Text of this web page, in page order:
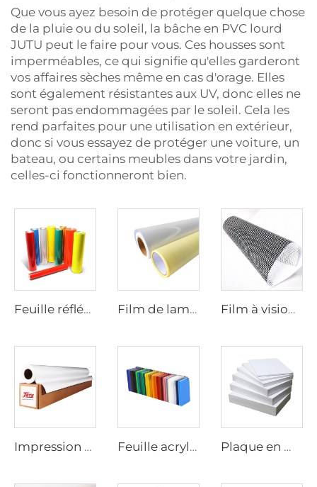
Contactez-Nous
Que vous ayez besoin de protéger quelque chose
de la pluie ou du soleil, la bâche en PVC lourd
JUTU peut le faire pour vous. Ces housses sont
imperméables, ce qui signifie qu'elles garderont
vos affaires sèches même en cas d'orage. Elles
sont également résistantes aux UV, donc elles ne
seront pas endommagées par le soleil. Cela les
rend parfaites pour une utilisation en extérieur,
donc si vous essayez de protéger une voiture, un
bateau, ou certains meubles dans votre jardin,
celles-ci fonctionneront bien.
Feuille réfléchissante Film de laminage Film à vision unique
Impression numérique sur vinyle Feuille acrylique Plaque en mousse de PVC